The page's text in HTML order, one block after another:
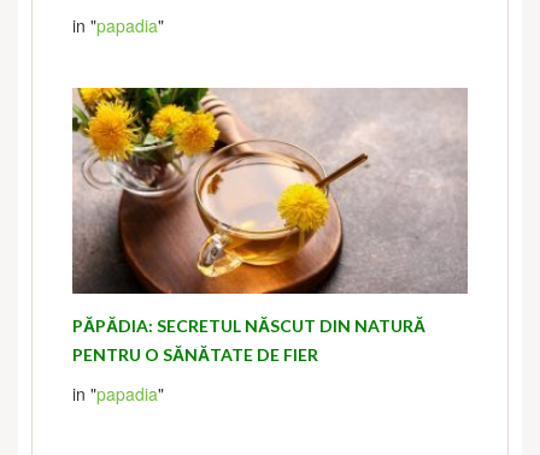
in "papadia"
PĂPĂDIA: SECRETUL NĂSCUT DIN NATURĂ
PENTRU O SĂNĂTATE DE FIER
in "papadia"